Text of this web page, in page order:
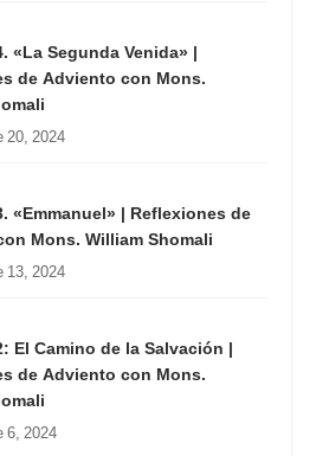
«La Segunda Venida» |
de Adviento con Mons.
2024
«Emmanuel» | Reflexiones de
Mons. William Shomali
2024
El Camino de la Salvación |
de Adviento con Mons.
2024